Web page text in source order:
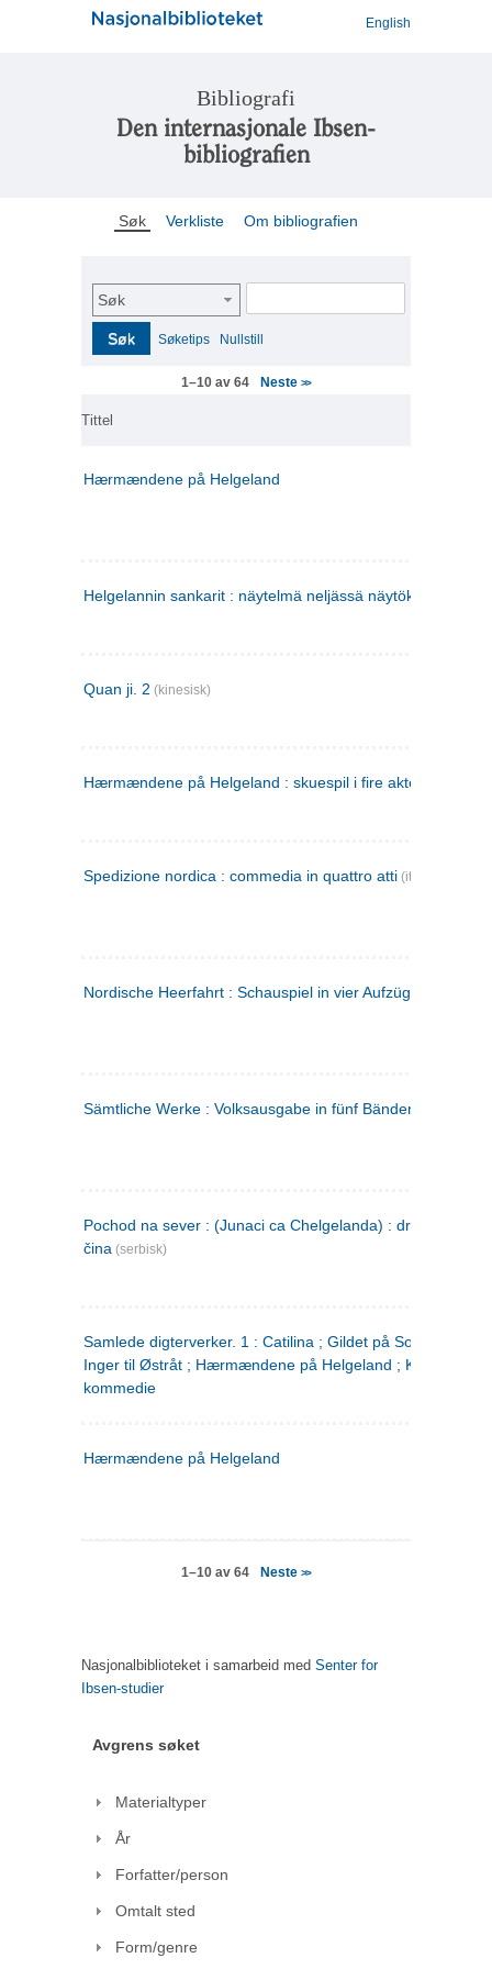
English
Bibliografi
Den internasjonale Ibsen-
bibliografien
Søk Verkliste Om bibliografien
Søk
Søk Søketips Nullstill
1–10 av 64 Neste>>
Tittel
Hærmændene på Helgeland
Helgelannin sankarit : näytelmä neljässä näytöksessä
Quan ji. 2 (kinesisk)
Hærmændene på Helgeland : skuespil i fire akter
Spedizione nordica : commedia in quattro atti (italiensk)
Nordische Heerfahrt : Schauspiel in vier Aufzügen
Sämtliche Werke : Volksausgabe in fünf Bänden
Pochod na sever : (Junaci ca Chelgelanda) : drama u četiri
čina (serbisk)
Samlede digterverker. 1 : Catilina ; Gildet på Solhaug ; Fru
Inger til Østråt ; Hærmændene på Helgeland ;
kommedie
Hærmændene på Helgeland
1–10 av 64 Neste>>
Nasjonalbiblioteket i samarbeid med Senter for
Ibsen-studier
Avgrens søket
Materialtyper
År
Forfatter/person
Omtalt sted
Form/genre